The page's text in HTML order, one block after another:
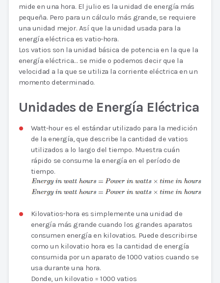
mide en una hora. El julio es la unidad de energía más
pequeña. Pero para un cálculo más grande, se requiere
una unidad mejor. Así que la unidad usada para la
energía eléctrica es vatio-hora.
Los vatios son la unidad básica de potencia en la que la
energía eléctrica… se mide o podemos decir que la
velocidad a la que se utiliza la corriente eléctrica en un
momento determinado.
Unidades de Energía Eléctrica
Watt-hour es el estándar utilizado para la medición
de la energía, que describe la cantidad de vatios
utilizados a lo largo del tiempo. Muestra cuán
rápido se consume la energía en el período de
tiempo.
Kilovatios-hora es simplemente una unidad de
energía más grande cuando los grandes aparatos
consumen energía en kilovatios. Puede describirse
como un kilovatio hora es la cantidad de energía
consumida por un aparato de 1000 vatios cuando se
usa durante una hora.
Donde, un kilovatio = 1000 vatios